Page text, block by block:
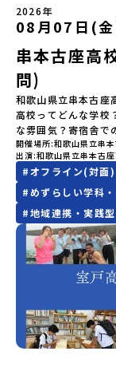
ださい。・キャンセ
合、以下のルールに
絡日：お支払いいた
料・20日目-8日目：
の前日：40％・プロ
加またはプログラム
どの状況等によって
は原則、開催日1週
に達しなかった場合
にてご連絡いたしま
についてはこちらを
ム主催：一般財団
ある若者にあふれる
ンを掲げ、2017年3
全国約200の高校と
徒一人ひとりの夢
とができるシステ
や地域活性モデル
域・教育魅力化プ
悠所在地：〒690-
BASE2階 その他
合わせ先担当：小
知メールをお受け取
「@miratabi.jp」か
します。※結果に関
ので、ご了承くださ
限りです。PC・ス
変更はできません。
注意ください。・宿
いただく予定です。
レルギー対応希望に
要な場合は必ず事前
なくなった場合につ
い。やむを得ない
ださい。・キャン
合、以下のルールに
い。プログラム開催
絡日：お支払いい
料・20日目-8日目
の前日：40％・プ
加またはプログラ
どの状況等によっ
は原則、開催日1週
に達しなかった場
にてご連絡いたしま
14:30 解散【対象】
らく※1室に複数(同
代金】無料※旅行代
なります：・宿泊費
験費用・一部の食事
合場所までの往復交
個人的費用【募集人
上決定）【参加者決
を目途に当落結果を
(月)12：00 から 6
変える！「おため
内容を詳しく知りた
Zoomでのオンライ
わせて、以下の2つ
オンライン説明会（
し地域留学」を知
加できる「おため
開催しました。中
なる「安全面」や
しています。ぜひ
イブ動画を視聴す
https://youtu.be/
【STEP 2】プログ
を提供しています。
ける活動を行ってい
行う高校生たちと
っている先輩から直
は、きっと「未来
んな他にはないスペ
でアクティビティを
がら「雄大な自然と
力に触れ一緒に探求
グラム内容（予定）
紹介ワーク」「サー
史や成り立ちを知
目の振り返り会」
流釣り体験」 -1万
喫（PM）「地引網
園で高校生とあそ
BBQ・花火大会」
「3日間の振り返
00 解散 (中標津空
空港16：45着)便を
ログラムを変更す
道標津町【実施日
た方には7月10日(
2026年
08月07日(
串本古座高
問)
和歌山県立串本古座
高校ってどんな学校
な雰囲気？寄宿舎で
方、まずは学校を見
ールに参加してみま
体感できるチャン
際の授業を体験し
験・見学：多彩なク
知ることができます
子を見学できます
疑問や不安を解消
です。夏休みの1日
（創造）してみま
質問があれば、ど
開催場所 和歌山県立串
出演 和歌山県立串本古
#オフライン(対面)
#めずらしい学科
#地域連携・実践